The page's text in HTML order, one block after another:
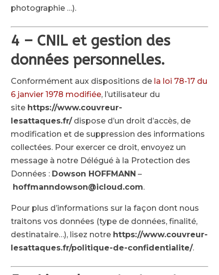
photographie …).
4 – CNIL et gestion des
données personnelles.
Conformément aux dispositions de la loi 78-17 du
6 janvier 1978 modifiée, l’utilisateur du
site https://www.couvreur-
lesattaques.fr/ dispose d’un droit d’accès, de
modification et de suppression des informations
collectées. Pour exercer ce droit, envoyez un
message à notre Délégué à la Protection des
Données : Dowson HOFFMANN –
hoffmanndowson@icloud.com.
Pour plus d’informations sur la façon dont nous
traitons vos données (type de données, finalité,
destinataire…), lisez notre https://www.couvreur-
lesattaques.fr/politique-de-confidentialite/.